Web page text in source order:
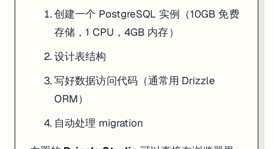
创建一个 PostgreSQL 实例（10GB 免费
存储，1 CPU，4GB 内存）
设计表结构
写好数据访问代码（通常用 Drizzle
ORM）
自动处理 migration